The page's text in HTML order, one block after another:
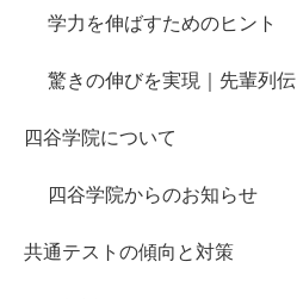
学力を伸ばすためのヒント
驚きの伸びを実現｜先輩列伝
四谷学院について
四谷学院からのお知らせ
共通テストの傾向と対策